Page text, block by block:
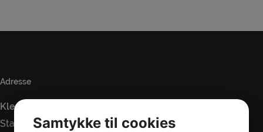
Adresse
Klemensker IF
Stadionvej 4 / Lindevej 25
Samtykke til cookies